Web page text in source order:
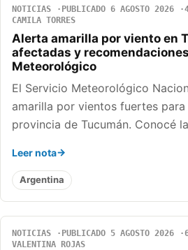
NOTICIAS PUBLICADO 6 AGOSTO 2026
CAMILA TORRES
Alerta amarilla por viento en
afectadas y
Meteorológico
El Servicio Meteorológico
amarilla por vientos fuertes para
provincia de Tucumán. Conocé
Leer nota
Argentina
NOTICIAS PUBLICADO 5 AGOSTO 2026
VALENTINA ROJAS